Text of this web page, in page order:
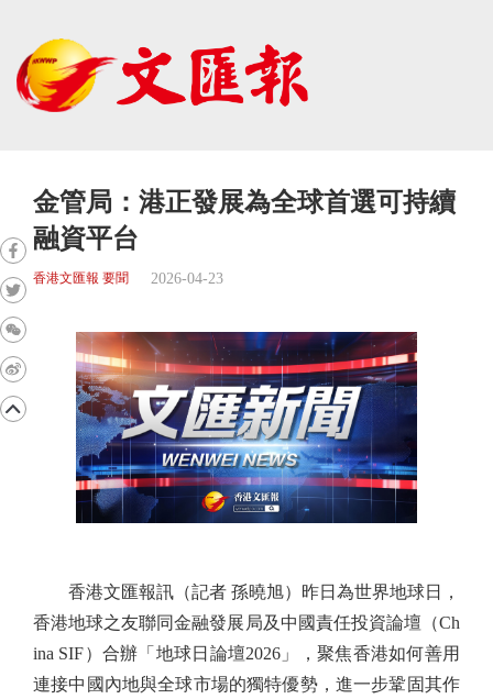
金管局：港正發展為全球首選可持續
融資平台
香港文匯報 要聞 2026-04-23
香港文匯報訊（記者 孫曉旭）昨日為世界地球日，
香港地球之友聯同金融發展局及中國責任投資論壇（Ch
ina SIF）合辦「地球日論壇2026」，聚焦香港如何善用
連接中國內地與全球市場的獨特優勢，進一步鞏固其作